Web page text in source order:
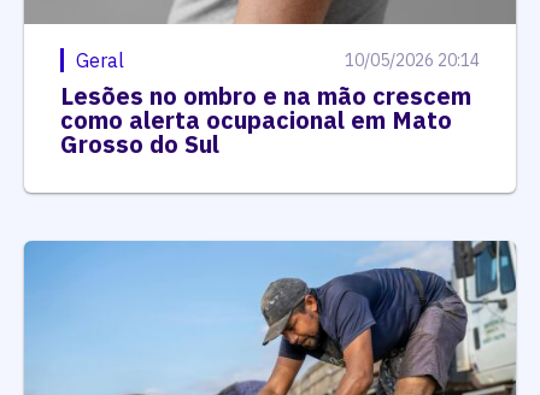
Geral 10/05/2026 20:14
Lesões no ombro e na mão crescem
como alerta ocupacional em Mato
Grosso do Sul